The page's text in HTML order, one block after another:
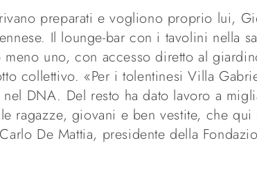
preparati e vogliono proprio lui,
Il lounge-bar con i tavolini nella
uno, con accesso diretto al
collettivo. «Per i tolentinesi Villa
DNA. Del resto ha dato lavoro a
ragazze, giovani e ben vestite, che qui
De Mattia, presidente della